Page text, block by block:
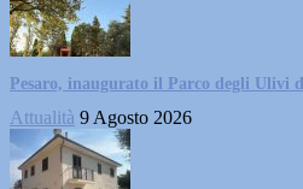
Pesaro, inaugurato il Parco degli Ulivi
Attualità 9 Agosto 2026